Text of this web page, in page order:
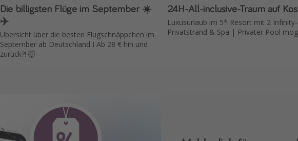
Die billigsten Flüge im September ☀️
✈️
Übersicht über die besten Flugschnäppchen im
September ab Deutschland I Ab 28 € hin und
zurück?! 🤯
24H-All-inclusive-Traum auf
Luxusurlaub im 5* Resort mit 2
Privatstrand & Spa | Privater Pool